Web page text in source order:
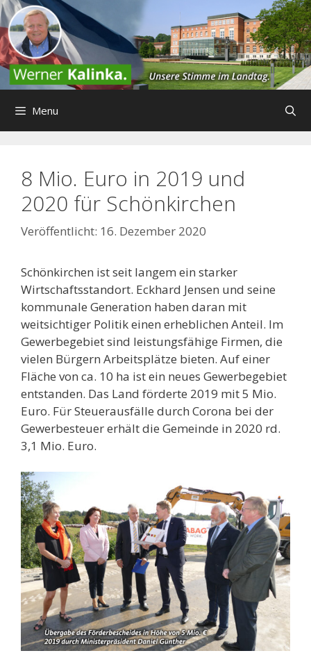
Zum
Inhalt
springen
Menu
8 Mio. Euro in 2019 und
2020 für Schönkirchen
16. Dezember 2020
Schönkirchen ist seit langem ein starker
Wirtschaftsstandort. Eckhard Jensen und seine
kommunale Generation haben daran mit
weitsichtiger Politik einen erheblichen Anteil. Im
Gewerbegebiet sind leistungsfähige Firmen, die
vielen Bürgern Arbeitsplätze bieten. Auf einer
Fläche von ca. 10 ha ist ein neues Gewerbegebiet
entstanden. Das Land förderte 2019 mit 5 Mio.
Euro. Für Steuerausfälle durch Corona bei der
Gewerbesteuer erhält die Gemeinde in 2020 rd.
3,1 Mio. Euro.